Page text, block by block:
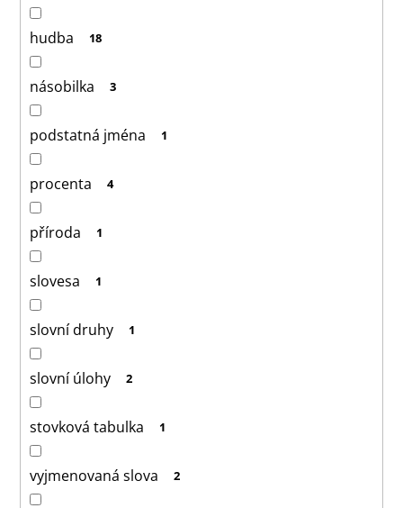
hudba 18
násobilka 3
podstatná jména 1
procenta 4
příroda 1
slovesa 1
slovní druhy 1
slovní úlohy 2
stovková tabulka 1
vyjmenovaná slova 2